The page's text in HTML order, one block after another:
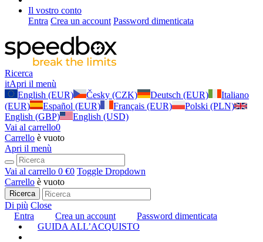
Il vostro conto
Entra Crea un account Password dimenticata
Ricerca
itApri il menù
English (EUR)
Česky (CZK) Deutsch (EUR)
Italiano
(EUR)
Español (EUR) Français (EUR)
Polski (PLN)
English (GBP)
English (USD)
Vai al carrello0
Carrello è vuoto
Apri il menù
Vai al carrello 0 €0 Toggle Dropdown
Carrello è vuoto
Ricerca
Di più Close
Entra
Crea un account
Password dimenticata
GUIDA ALL’ACQUISTO